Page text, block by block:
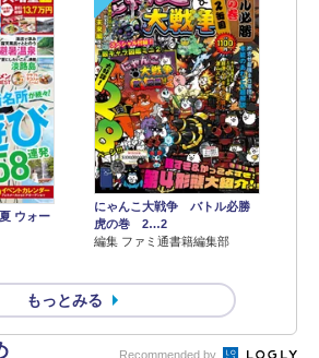
ウォー
にゃんこ大戦争 バトル必勝
虎の巻 2…2
編集 ファミ通書籍編集部
もっとみる
Recommended by